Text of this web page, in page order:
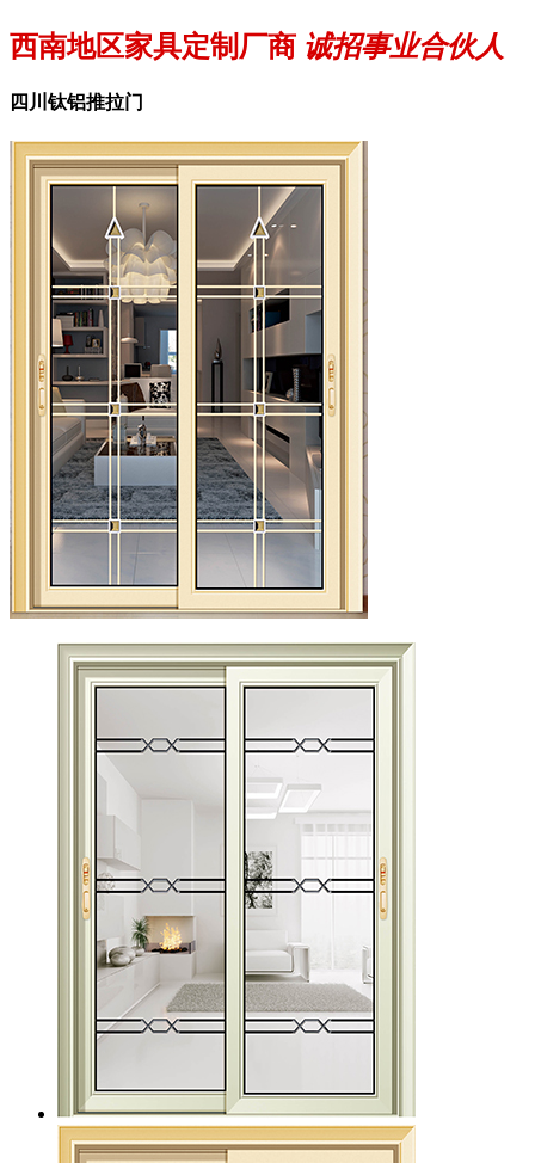
西南地区家具定制厂商 诚招事业合伙人
四川钛铝推拉门